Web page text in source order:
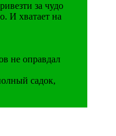
за чудо
И хватает на
не оправдал
садок,